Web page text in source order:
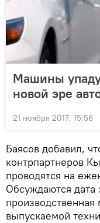
Машины
новой эре
21 ноября 2017, 15:56
Баясов добавил,
контрпартнеров
проводятся на
Обсуждаются дата
выпускаемой